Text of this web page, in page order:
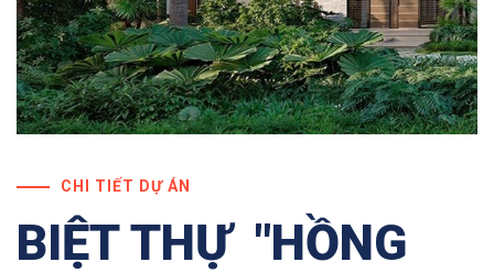
CHI TIẾT DỰ ÁN
BIỆT THỰ "HỒNG